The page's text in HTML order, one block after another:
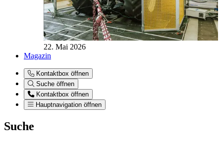
22. Mai 2026
Magazin
Kontaktbox öffnen
Suche öffnen
Kontaktbox öffnen
Hauptnavigation öffnen
Suche